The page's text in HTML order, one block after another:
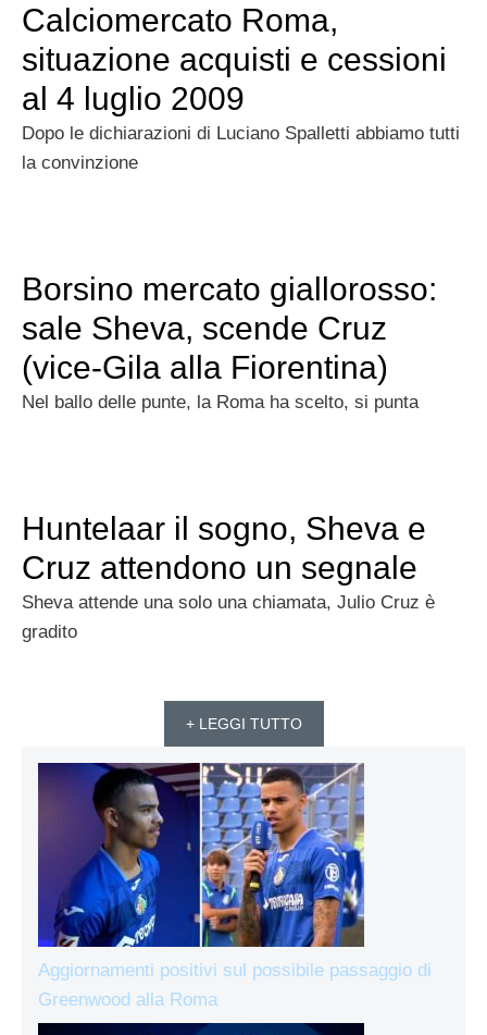
Calciomercato Roma,
situazione acquisti e cessioni
al 4 luglio 2009
Dopo le dichiarazioni di Luciano Spalletti abbiamo tutti
la convinzione
Borsino mercato giallorosso:
sale Sheva, scende Cruz
(vice-Gila alla Fiorentina)
Nel ballo delle punte, la Roma ha scelto, si punta
Huntelaar il sogno, Sheva e
Cruz attendono un segnale
Sheva attende una solo una chiamata, Julio Cruz è
gradito
+ LEGGI TUTTO
Aggiornamenti positivi sul possibile passaggio di
Greenwood alla Roma